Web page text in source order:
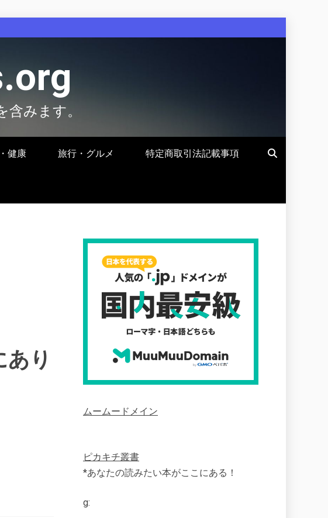
みます。
健康 旅行・グルメ 特定商取引法記載事項
り
ムームードメイン
ピカキチ叢書
*あなたの読みたい本がここにある！
g: